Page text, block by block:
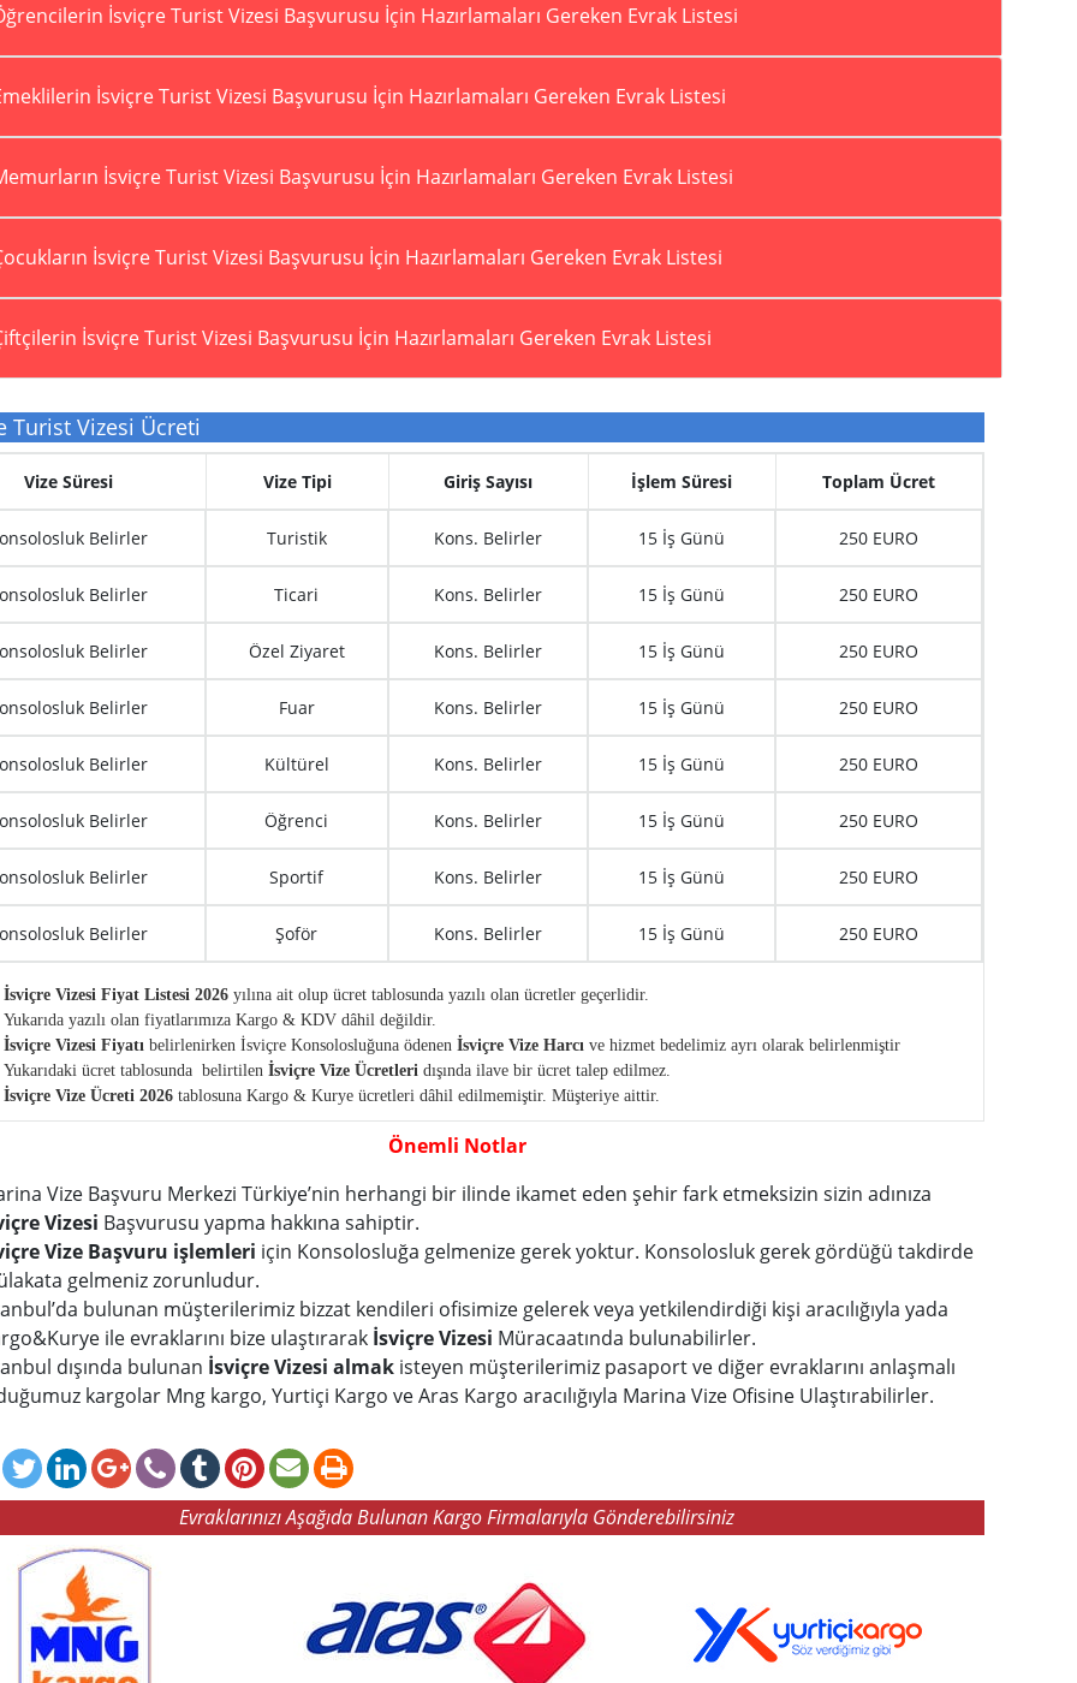
İsviçre Turist Vizesi Başvurusu İçin Hazırlamaları Gereken Evrak Listesi
İsviçre Turist Vizesi Başvurusu İçin Hazırlamaları Gereken Evrak Listesi
İsviçre Turist Vizesi Başvurusu İçin Hazırlamaları Gereken Evrak Listesi
İsviçre Turist Vizesi Başvurusu İçin Hazırlamaları Gereken Evrak Listesi
İsviçre Turist Vizesi Başvurusu İçin Hazırlamaları Gereken Evrak Listesi
Turist Vizesi Ücreti
Vize Süresi Vize Tipi Giriş Sayısı İşlem Süresi Toplam Ücret
Belirler Turistik Kons. Belirler 15 İş Günü 250 EURO
Belirler Ticari Kons. Belirler 15 İş Günü 250 EURO
Belirler Özel Ziyaret Kons. Belirler 15 İş Günü 250 EURO
Belirler Fuar Kons. Belirler 15 İş Günü 250 EURO
Belirler Kültürel Kons. Belirler 15 İş Günü 250 EURO
Belirler Öğrenci Kons. Belirler 15 İş Günü 250 EURO
Belirler Sportif Kons. Belirler 15 İş Günü 250 EURO
Belirler Şoför Kons. Belirler 15 İş Günü 250 EURO
İsviçre Vizesi Fiyat Listesi 2026 yılına ait olup ücret tablosunda yazılı olan ücretler geçerlidir.
Yukarıda yazılı olan fiyatlarımıza Kargo & KDV dâhil değildir.
İsviçre Vizesi Fiyatı belirlenirken İsviçre Konsolosluğuna ödenen İsviçre Vize Harcı ve hizmet bedelimiz ayrı olarak belirlenmiştir
Yukarıdaki ücret tablosunda belirtilen İsviçre Vize Ücretleri dışında ilave bir ücret talep edilmez.
İsviçreVize Ücreti 2026tablosuna Kargo & Kurye ücretleri dâhil edilmemiştir. Müşteriye aittir.
Önemli Notlar
Vize Başvuru Merkezi Türkiye’nin herhangi bir ilinde ikamet eden şehir fark etmeksizin sizin adınıza
Vizesi Başvurusu yapma hakkına sahiptir.
Vize Başvuru işlemleri için Konsolosluğa gelmenize gerek yoktur. Konsolosluk gerek gördüğü takdirde
gelmeniz zorunludur.
bulunan müşterilerimiz bizzat kendileri ofisimize gelerek veya yetkilendirdiği kişi aracılığıyla yada
ile evraklarını bize ulaştırarak İsviçre Vizesi Müracaatında bulunabilirler.
dışında bulunan İsviçre Vizesi almakisteyen müşterilerimiz pasaport ve diğer evraklarını anlaşmalı
kargolar Mng kargo, Yurtiçi Kargo ve Aras Kargo aracılığıyla Marina Vize Ofisine Ulaştırabilirler.
Evraklarınızı Aşağıda Bulunan Kargo Firmalarıyla Gönderebilirsiniz